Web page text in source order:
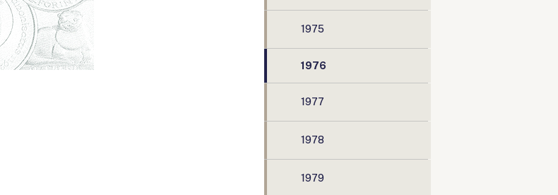
1975
1976
1977
1978
1979